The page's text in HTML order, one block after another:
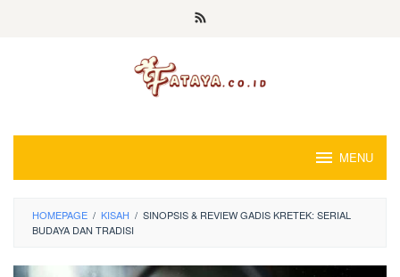
MENU
HOMEPAGE / KISAH / SINOPSIS & REVIEW GADIS KRETEK: SERIAL
BUDAYA DAN TRADISI